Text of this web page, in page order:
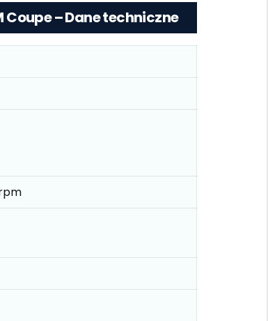
Coupe – Dane techniczne